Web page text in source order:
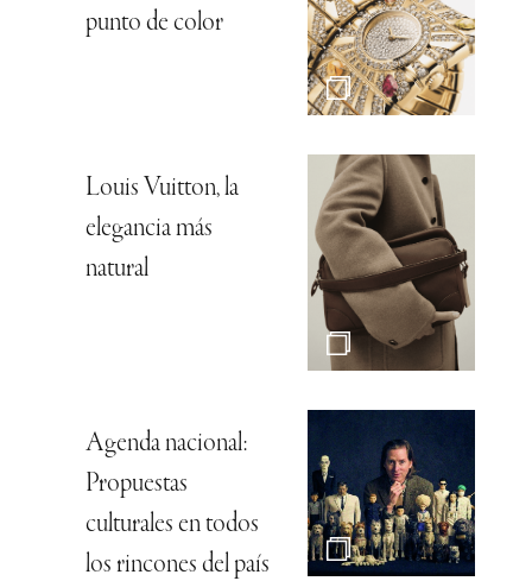
punto de color
Louis Vuitton, la
elegancia más
natural
Agenda nacional:
Propuestas
culturales en todos
los rincones del país